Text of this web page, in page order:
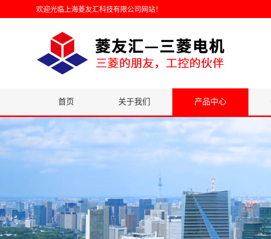
欢迎光临 上海菱友汇科技有限公司网站！
首页 关于我们 产品中心